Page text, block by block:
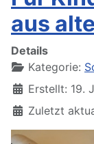
aus
Details
Kategorie:
Erstellt: 19.
Zuletzt